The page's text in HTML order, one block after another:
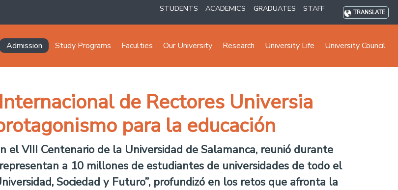
STUDENTS ACADEMICS GRADUATES STAFF TRANSLATE
Navegación principal
Admission Study Programs Faculties Our University Research University Life University Council
de Rectores Universia
para la educación
el VIII Centenario de la Universidad de Salamanca, reunió durante
a 10 millones de estudiantes de universidades de todo el
Sociedad y Futuro”, profundizó en los retos que afronta la